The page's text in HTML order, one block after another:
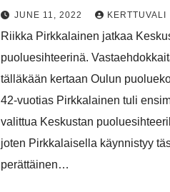
Keskustan johdossa –
Pirkkalainen jatkaa
puoluesihteerinä –
Honkonen ja Lohi
Keskustan
JUNE 11, 2022 KERTTUVALI
Riikka Pirkkalainen jatkaa
puoluesihteerinä.
tälläkään kertaan Oulun
42-vuotias Pirkkalainen tuli
valittua Keskustan
joten Pirkkalaisella käynnistyy
perättäinen…